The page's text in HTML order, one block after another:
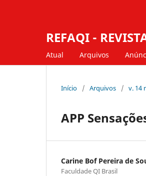
REFAQI -
Atual Arquivos
Início / Arquivos / v. 14
APP
Carine Bof Pereira de
Faculdade QI Brasil